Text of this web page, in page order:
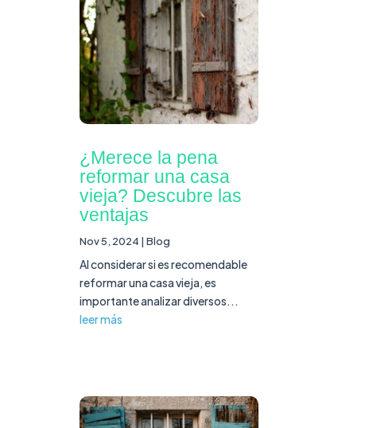
¿Merece la pena
reformar una casa
vieja? Descubre las
ventajas
Nov 5, 2024 |Blog
Al considerar si es recomendable
reformar una casa vieja, es
importante analizar diversos...
leer más